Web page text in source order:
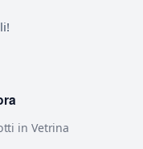
in Vetrina